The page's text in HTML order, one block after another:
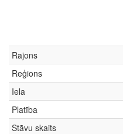
Rajons
Reģions
Iela
Platība
Stāvu skaits